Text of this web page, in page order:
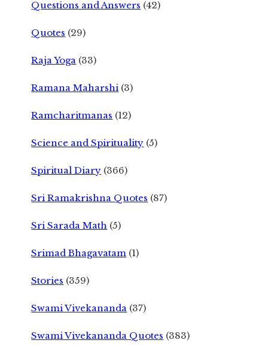
Questions and Answers (42)
Quotes (29)
Raja Yoga (33)
Ramana Maharshi (3)
Ramcharitmanas (12)
Science and Spirituality (5)
Spiritual Diary (366)
Sri Ramakrishna Quotes (87)
Sri Sarada Math (5)
Srimad Bhagavatam (1)
Stories (359)
Swami Vivekananda (37)
Swami Vivekananda Quotes (383)